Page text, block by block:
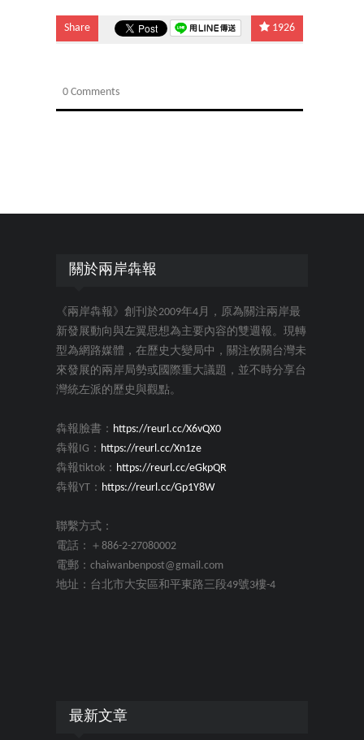
Share 1926
0 Comments
關於兩岸犇報
《兩岸犇報》創刊於2009年4月，原為關注兩岸最
新發展動向與左翼思想為主要內容的雙週報。現轉
型為網路媒體，在歷史大變局中，關注攸關台灣未
來發展的兩岸局勢或國際重大議題，並不時分享台
灣統左派的歷史與觀點。
犇報臉書： https://reurl.cc/X6vQX0
犇報IG： https://reurl.cc/Xn1ze
犇報tiktok： https://reurl.cc/eGkpQR
犇報YT： https://reurl.cc/Gp1Y8W
聯繫方式：
電話：＋886-2-27080002
電郵：chaiwanbenpost@gmail.com
地址：台北市大安區和平東路三段49號3樓-4
最新文章